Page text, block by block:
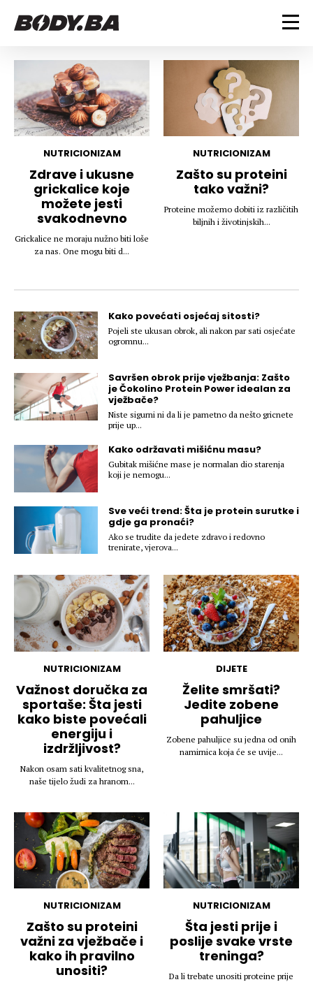
FITNESS
Vježbanje
Mršanje
Discipline
Indoor & Outdoor
BODYBUILDING
Trening i vježbe
Takmičarski bodybuilding
Savjeti
Ostalo
Dijete
Nutricionizam
Recepti
Suplementi
Tablica kalorija
ZDRAVLJE
Um i tijelo
Povrede i bolesti
Lifestyle
LIFESTYLE
Bodybuilding
Ishrana
Zdravlje
Hedonizam
Njega nje
Njega njega
Tehnologija
KALORIJE
NUTRICIONIZAM
Zdrave i ukusne
grickalice koje
možete jesti
svakodnevno
Grickalice ne moraju nužno biti loše
za nas. One mogu biti d...
NUTRICIONIZAM
Zašto su proteini
tako važni?
Proteine možemo dobiti iz različitih
biljnih i životinjskih...
Kako povećati osjećaj sitosti?
Pojeli ste ukusan obrok, ali nakon par sati osjećate
ogromnu...
Savršen obrok prije vježbanja: Zašto
je Čokolino Protein Power idealan za
vježbače?
Niste sigurni ni da li je pametno da nešto gricnete
prije up...
Kako održavati mišićnu masu?
Gubitak mišićne mase je normalan dio starenja
koji je nemogu...
Sve veći trend: Šta je protein surutke i
gdje ga pronaći?
Ako se trudite da jedete zdravo i redovno
trenirate, vjerova...
NUTRICIONIZAM
Važnost doručka za
sportaše: Šta jesti
kako biste povećali
energiju i
izdržljivost?
Nakon osam sati kvalitetnog sna,
naše tijelo žudi za hranom...
DIJETE
Želite smršati?
Jedite zobene
pahuljice
Zobene pahuljice su jedna od onih
namirnica koja će se uvije...
NUTRICIONIZAM
Zašto su proteini
važni za vježbače i
kako ih pravilno
unositi?
NUTRICIONIZAM
Šta jesti prije i
poslije svake vrste
treninga?
Da li trebate unositi proteine prije